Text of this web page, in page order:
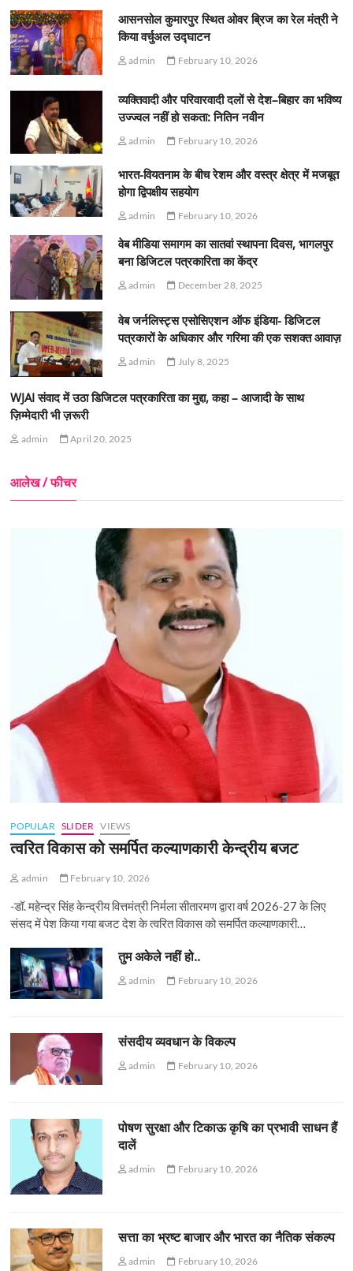
आसनसोल कुमारपुर स्थित ओवर ब्रिज का रेल मंत्री ने
किया वर्चुअल उद्घाटन
admin February 10, 2026
व्यक्तिवादी और परिवारवादी दलों से देश–बिहार का भविष्य
उज्ज्वल नहीं हो सकता: नितिन नवीन
admin February 10, 2026
भारत-वियतनाम के बीच रेशम और वस्त्र क्षेत्र में मजबूत
होगा द्विपक्षीय सहयोग
admin February 10, 2026
वेब मीडिया समागम का सातवां स्थापना दिवस, भागलपुर
बना डिजिटल पत्रकारिता का केंद्र
admin December 28, 2025
वेब जर्नलिस्ट्स एसोसिएशन ऑफ इंडिया- डिजिटल
पत्रकारों के अधिकार और गरिमा की एक सशक्त आवाज़
admin July 8, 2025
WJAI संवाद में उठा डिजिटल पत्रकारिता का मुद्दा, कहा – आजादी के साथ
ज़िम्मेदारी भी ज़रूरी
admin April 20, 2025
आलेख / फीचर
POPULAR SLIDER VIEWS
त्वरित विकास को समर्पित कल्याणकारी केन्‍द्रीय बजट
admin February 10, 2026
-डॉ. महेन्द्र सिंह केन्द्रीय वित्तमंत्री निर्मला सीतारमण द्वारा वर्ष 2026-27 के लिए
संसद में पेश किया गया बजट देश के त्वरित विकास को समर्पित कल्याणकारी…
तुम अकेले नहीं हो..
admin February 10, 2026
संसदीय व्यवधान के विकल्प
admin February 10, 2026
पोषण सुरक्षा और टिकाऊ कृषि का प्रभावी साधन हैं
दालें
admin February 10, 2026
सत्ता का भ्रष्ट बाजार और भारत का नैतिक संकल्प
admin February 10, 2026